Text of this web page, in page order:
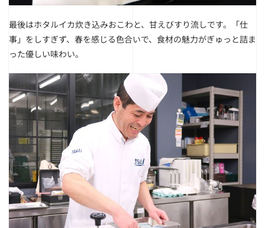
最後はホタルイカ炊き込みおこわと、甘えびすり流しです。
「仕
事」をしすぎず、春を感じる色合いで、食材の魅力がぎゅっと詰ま
った優しい味わい。